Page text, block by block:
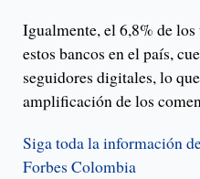
Igualmente, el 6,8% de
estos bancos en el país,
seguidores digitales, lo
amplificación de los
Siga toda la información
Forbes Colombia